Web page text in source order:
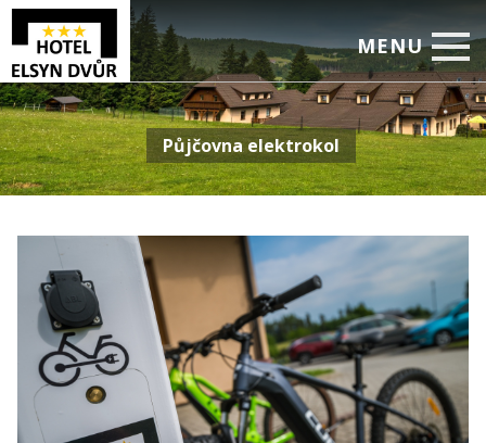
MENU
Úvod
Ubytování
Restaurace
Služby, aktivity
Pro firmy
Ceník
Foto
Rezervace
Půjčovna elektrokol